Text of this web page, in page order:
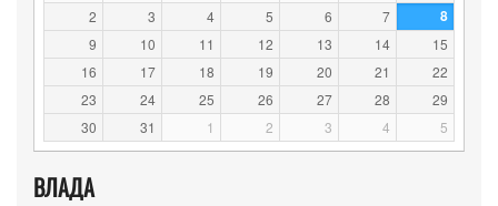
2
3 4 5 6 7 8
9 10 11 12 13 14
15
16
17 18 19 20 21
22
23
24 25 26 27 28
29
30
31 1 2 3 4 5
ВЛАДА